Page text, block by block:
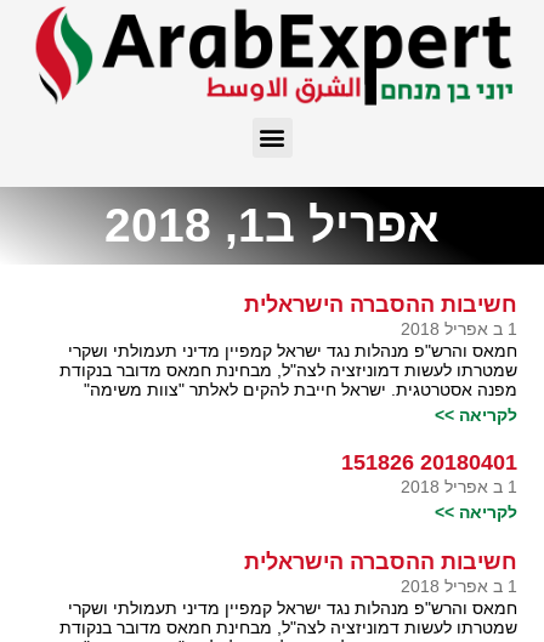
אפריל ב1, 2018
חשיבות ההסברה הישראלית
1 ב אפריל 2018
חמאס והרש"פ מנהלות נגד ישראל קמפיין מדיני תעמולתי ושקרי
שמטרתו לעשות דמוניזציה לצה"ל, מבחינת חמאס מדובר בנקודת
מפנה אסטרטגית. ישראל חייבת להקים לאלתר "צוות משימה"
לקריאה >>
20180401 151826
1 ב אפריל 2018
לקריאה >>
חשיבות ההסברה הישראלית
1 ב אפריל 2018
חמאס והרש"פ מנהלות נגד ישראל קמפיין מדיני תעמולתי ושקרי
שמטרתו לעשות דמוניזציה לצה"ל, מבחינת חמאס מדובר בנקודת